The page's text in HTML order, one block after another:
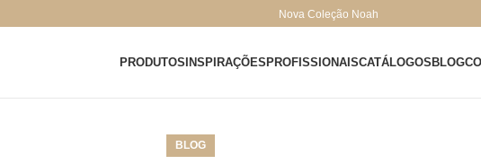
Nova Coleção Noah
PRODUTOS INSPIRAÇÕES PROFISSIONAISCATÁLOGOS BLOG
BLOG